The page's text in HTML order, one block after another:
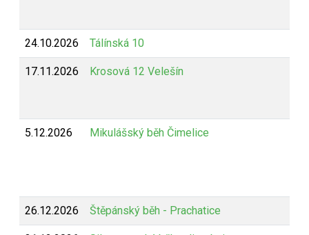
24.10.2026 Tálínská 10
17.11.2026 Krosová 12 Velešín
5.12.2026 Mikulášský běh Čimelice
26.12.2026 Štěpánský běh - Prachatice